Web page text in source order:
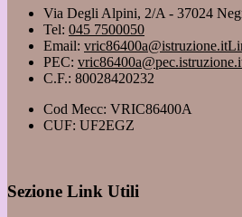
Via Degli Alpini, 2/A - 37024
Tel: 045 7500050
Email: vric86400a@istruzione.it
PEC:
C.F.: 80028420232
Cod Mecc: VRIC86400A
CUF: UF2EGZ
Sezione Link Utili